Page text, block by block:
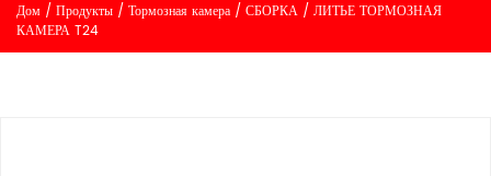
Дом / Продукты / Тормозная камера / СБОРКА / ЛИТЬЕ ТОРМОЗНАЯ
КАМЕРА T24